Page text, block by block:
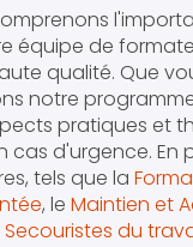
équipe de
qualité. Que
notre
pratiques et
d'urgence.
tels que la
, le Maintien et
du